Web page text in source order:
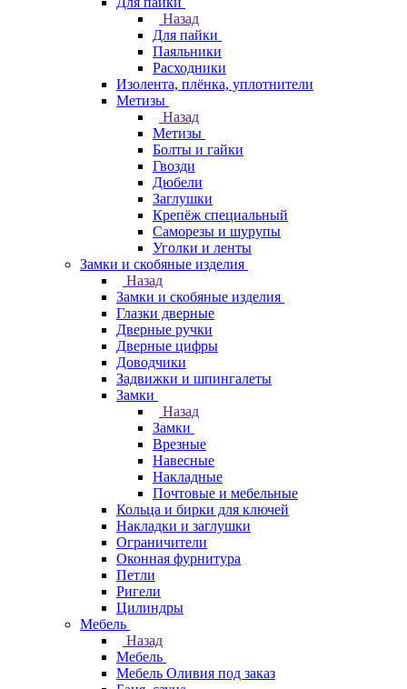
Назад
Для пайки
Паяльники
Расходники
Изолента, плёнка, уплотнители
Метизы
Назад
Метизы
Болты и гайки
Гвозди
Дюбели
Заглушки
Крепёж специальный
Саморезы и шурупы
Уголки и ленты
Замки и скобяные изделия
Назад
Замки и скобяные изделия
Глазки дверные
Дверные ручки
Дверные цифры
Доводчики
Задвижки и шпингалеты
Замки
Назад
Замки
Врезные
Навесные
Накладные
Почтовые и мебельные
Кольца и бирки для ключей
Накладки и заглушки
Ограничители
Оконная фурнитура
Петли
Ригели
Цилиндры
Мебель
Назад
Мебель
Мебель Оливия под заказ